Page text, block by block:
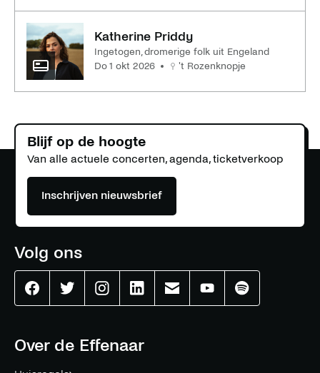
Katherine Priddy
Ingetogen, dromerige folk uit Engeland
do 1 okt 2026
't Rozenknopje
Over de Effenaar
Blijf op de hoogte
Van alle actuele concerten, agenda, ticketverkoop
Inschrijven nieuwsbrief
Volg ons
EffenaarEffenaarEffenaarEffenaarEffenaarEffenaarEffenaar